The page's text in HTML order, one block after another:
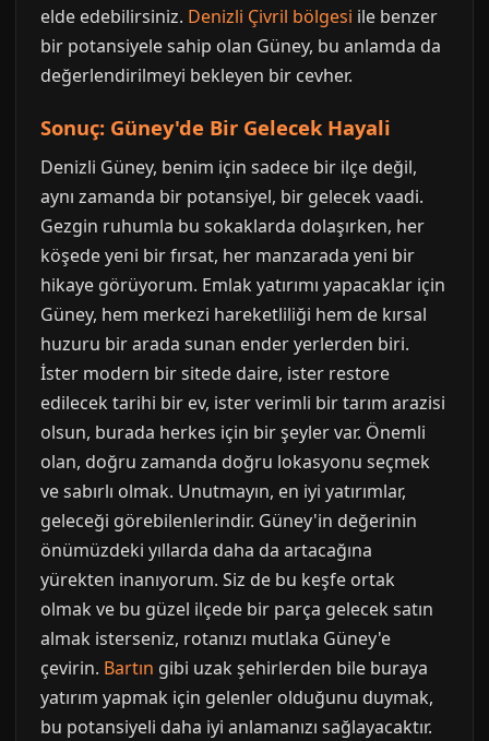
elde edebilirsiniz. Denizli Çivril bölgesi ile benzer
bir potansiyele sahip olan Güney, bu anlamda da
değerlendirilmeyi bekleyen bir cevher.
Sonuç: Güney'de Bir Gelecek Hayali
Denizli Güney, benim için sadece bir ilçe değil,
aynı zamanda bir potansiyel, bir gelecek vaadi.
Gezgin ruhumla bu sokaklarda dolaşırken, her
köşede yeni bir fırsat, her manzarada yeni bir
hikaye görüyorum. Emlak yatırımı yapacaklar için
Güney, hem merkezi hareketliliği hem de kırsal
huzuru bir arada sunan ender yerlerden biri.
İster modern bir sitede daire, ister restore
edilecek tarihi bir ev, ister verimli bir tarım arazisi
olsun, burada herkes için bir şeyler var. Önemli
olan, doğru zamanda doğru lokasyonu seçmek
ve sabırlı olmak. Unutmayın, en iyi yatırımlar,
geleceği görebilenlerindir. Güney'in değerinin
önümüzdeki yıllarda daha da artacağına
yürekten inanıyorum. Siz de bu keşfe ortak
olmak ve bu güzel ilçede bir parça gelecek satın
almak isterseniz, rotanızı mutlaka Güney'e
çevirin. Bartın gibi uzak şehirlerden bile buraya
yatırım yapmak için gelenler olduğunu duymak,
bu potansiyeli daha iyi anlamanızı sağlayacaktır.